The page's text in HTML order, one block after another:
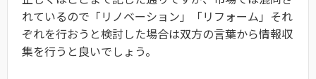
れているので「リノベーション」「リフォーム」それ
ぞれを行おうと検討した場合は双方の言葉から情報収
集を行うと良いでしょう。